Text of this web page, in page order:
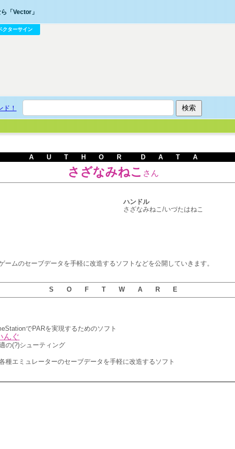
「Vector」
クターサイン
ド！
A U T H O R D A T A
さざなみねこ さん
ハンドル
さざなみねこ/いづたはねこ
ームのセーブデータを手軽に改造するソフトなどを公開していきます。
S O F T W A R E
でPARを実現するためのソフト
んぐ
の(?)シューティング
種エミュレーターのセーブデータを手軽に改造するソフト